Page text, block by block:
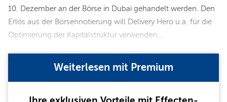
10. Dezember an der Börse in Dubai gehandelt werden. Den
Erlös aus der Börsennotierung will Delivery Hero u.a. für die
Optimierung der Kapitalstruktur verwenden,…
Weiterlesen mit Premium